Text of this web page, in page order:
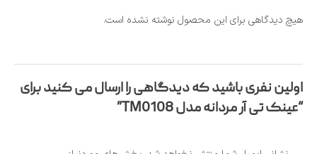
هیچ دیدگاهی برای این محصول نوشته نشده است.
اولین نفری باشید که دیدگاهی را ارسال می کنید برای
“عینک تی آر مردانه مدل TM0108”